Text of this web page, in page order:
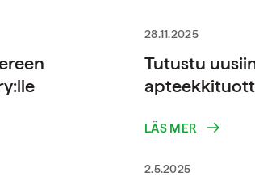
28.11.2025
Tutustu
LÄS MER
2.5.2025